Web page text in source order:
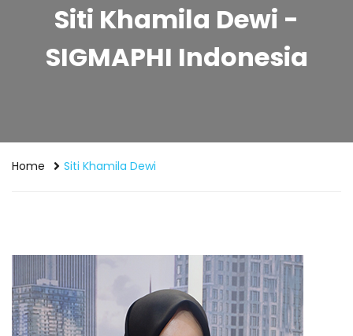
Siti Khamila Dewi -
SIGMAPHI Indonesia
Home Siti Khamila Dewi